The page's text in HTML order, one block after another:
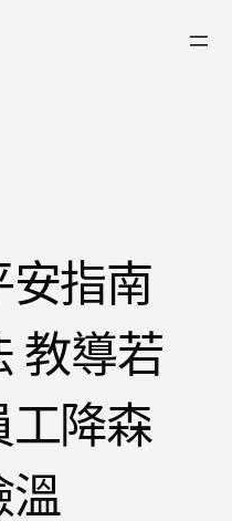
指南
教導若
工降森
溫